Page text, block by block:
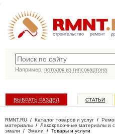
строительство ремонт
Например, потолок из гипсокартона
ВЫБРАТЬ РАЗДЕЛ СТАТЬИ
RMNT.RU / Каталог товаров и услуг /
материалы / Лакокрасочные материалы и
эмали / Эмали / Товары и услуги